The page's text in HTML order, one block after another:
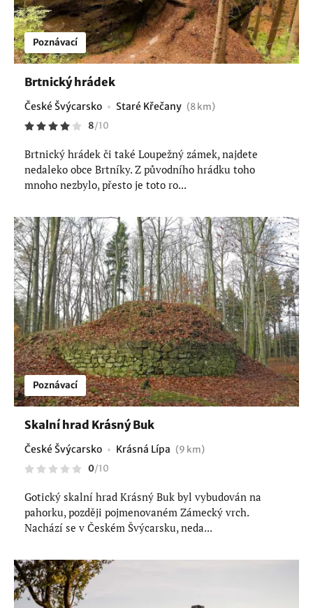
Poznávací
Brtnický hrádek
České Švýcarsko Staré Křečany (8 km)
8/10
Brtnický hrádek či také Loupežný zámek, najdete
nedaleko obce Brtníky. Z původního hrádku toho
mnoho nezbylo, přesto je toto ro...
Poznávací
Skalní hrad Krásný Buk
České Švýcarsko Krásná Lípa (9 km)
0/10
Gotický skalní hrad Krásný Buk byl vybudován na
pahorku, později pojmenovaném Zámecký vrch.
Nachází se v Českém Švýcarsku, neda...